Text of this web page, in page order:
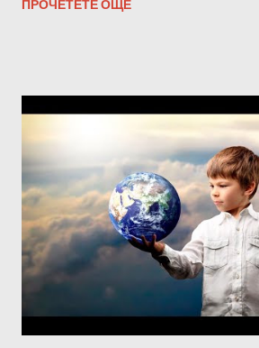
усвояване на нова информация -8.22 Hz
главоболие и други болки -10 Hz -
Hz - Отпуснато състояние на ума -12
стабилност -11 - 14Hz - Повишена
Подобрена способност за пасивно
информация Какво представляват
Алфа мозъчните ритми са в диапазона
от мозъка ни в процеса на
лявото полукълбо. Те се активират,
напълно отп...
ПРОЧЕТЕТЕ ОЩЕ